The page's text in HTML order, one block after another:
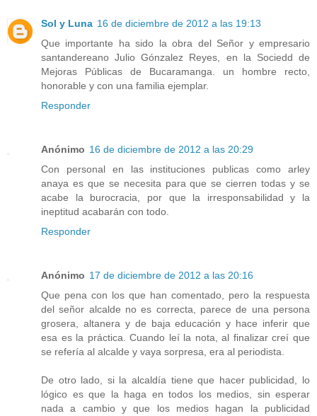
Sol y Luna 16 de diciembre de 2012 a las 19:13
Que importante ha sido la obra del Señor y empresario
santandereano Julio Gónzalez Reyes, en la Sociedd de
Mejoras Públicas de Bucaramanga. un hombre recto,
honorable y con una familia ejemplar.
Responder
Anónimo 16 de diciembre de 2012 a las 20:29
Con personal en las instituciones publicas como arley
anaya es que se necesita para que se cierren todas y se
acabe la burocracia, por que la irresponsabilidad y la
ineptitud acabarán con todo.
Responder
Anónimo 17 de diciembre de 2012 a las 20:16
Que pena con los que han comentado, pero la respuesta
del señor alcalde no es correcta, parece de una persona
grosera, altanera y de baja educación y hace inferir que
esa es la práctica. Cuando leí la nota, al finalizar creí que
se refería al alcalde y vaya sorpresa, era al periodista.
De otro lado, si la alcaldía tiene que hacer publicidad, lo
lógico es que la haga en todos los medios, sin esperar
nada a cambio y que los medios hagan la publicidad